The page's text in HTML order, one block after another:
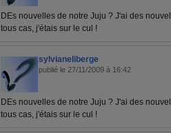
DEs nouvelles de notre Juju ? J'ai des
tous cas, j'étais sur le cul !
sylvianeliberge
publié le 27/11/2009 à 16:42
DEs nouvelles de notre Juju ? J'ai des
tous cas, j'étais sur le cul !